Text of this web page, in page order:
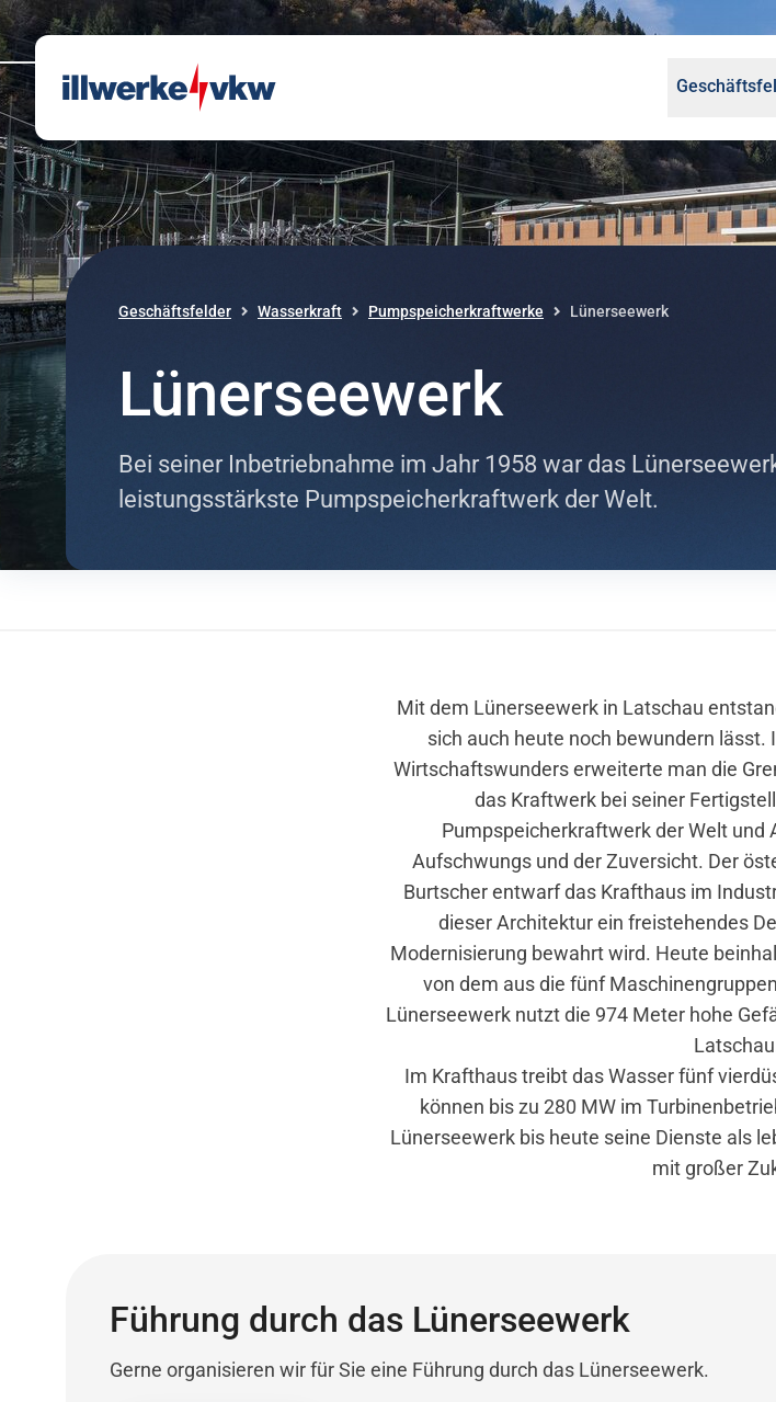
Direkt zum Inhalt
Direkt zur Navigation
Geschäftsfelder Wasserkraft Pumpspeicherkraftwerke Lünerseewerk
Lünerseewerk
Bei seiner Inbetriebnahme im Jahr 1958 war das
leistungsstärkste Pumpspeicherkraftwerk der Welt.
Mit dem Lünerseewerk in Latschau
sich auch heute noch bewundern lässt.
Wirtschaftswunders erweiterte man die
das Kraftwerk bei seiner
Pumpspeicherkraftwerk der Welt und
Aufschwungs und der Zuversicht. Der
Burtscher entwarf das Krafthaus im
dieser Architektur ein freistehendes
Modernisierung bewahrt wird. Heute
von dem aus die fünf
Lünerseewerk nutzt die 974 Meter hohe
Im Krafthaus treibt das Wasser fünf
können bis zu 280 MW im
Lünerseewerk bis heute seine Dienste als
mit großer
Führung durch das Lünerseewerk
Gerne organisieren wir für Sie eine Führung durch das Lünerseewerk.